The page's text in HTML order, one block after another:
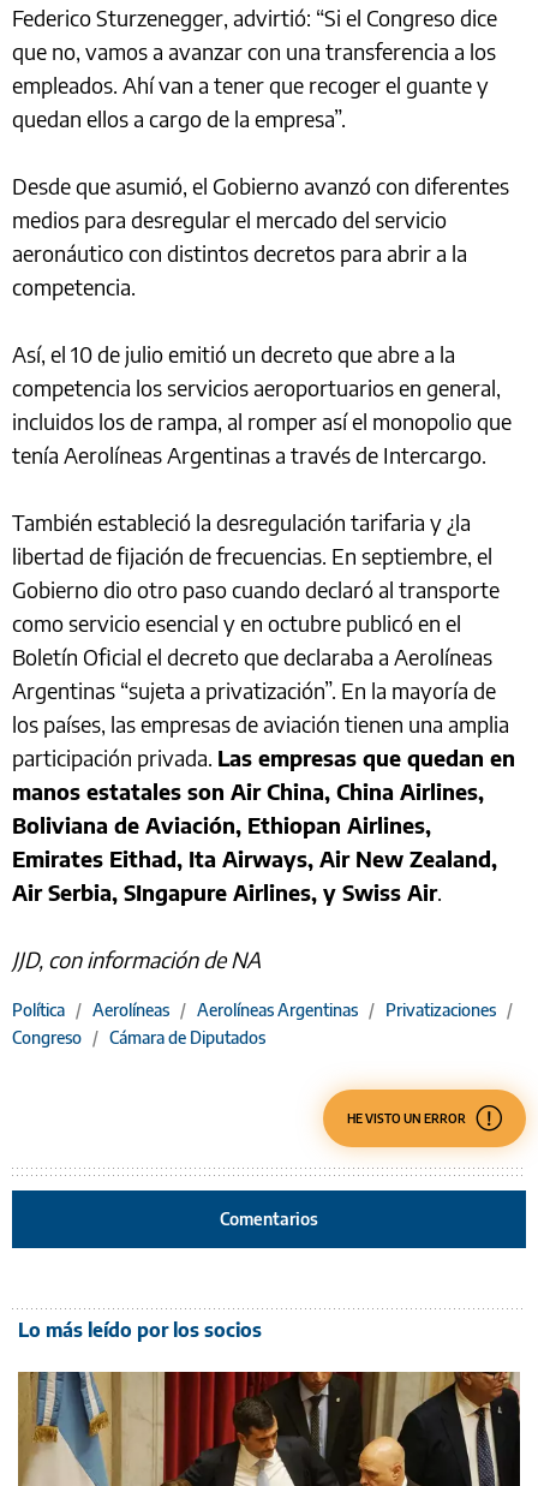
Federico Sturzenegger, advirtió: “Si el Congreso dice
que no, vamos a avanzar con una transferencia a los
empleados. Ahí van a tener que recoger el guante y
quedan ellos a cargo de la empresa”.
Desde que asumió, el Gobierno avanzó con diferentes
medios para desregular el mercado del servicio
aeronáutico con distintos decretos para abrir a la
competencia.
Así, el 10 de julio emitió un decreto que abre a la
competencia los servicios aeroportuarios en general,
incluidos los de rampa, al romper así el monopolio que
tenía Aerolíneas Argentinas a través de Intercargo.
También estableció la desregulación tarifaria y ¿la
libertad de fijación de frecuencias. En septiembre, el
Gobierno dio otro paso cuando declaró al transporte
como servicio esencial y en octubre publicó en el
Boletín Oficial el decreto que declaraba a Aerolíneas
Argentinas “sujeta a privatización”. En la mayoría de
los países, las empresas de aviación tienen una amplia
participación privada. Las empresas que quedan en
manos estatales son Air China, China Airlines,
Boliviana de Aviación, Ethiopan Airlines,
Emirates Eithad, Ita Airways, Air New Zealand,
Air Serbia, SIngapure Airlines, y Swiss Air.
JJD, con información de NA
Política / Aerolíneas / Aerolíneas Argentinas / Privatizaciones /
Congreso / Cámara de Diputados
HE VISTO UN ERROR
Comentarios
Lo más leído por los socios